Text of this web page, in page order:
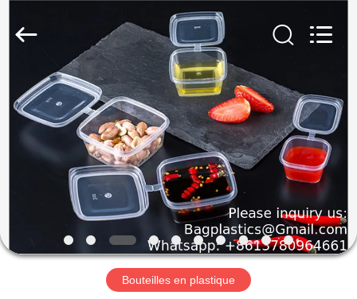
MAISON
PRODUITS
SUJET
DE
NOUS
Rights
Bouteilles en plastique